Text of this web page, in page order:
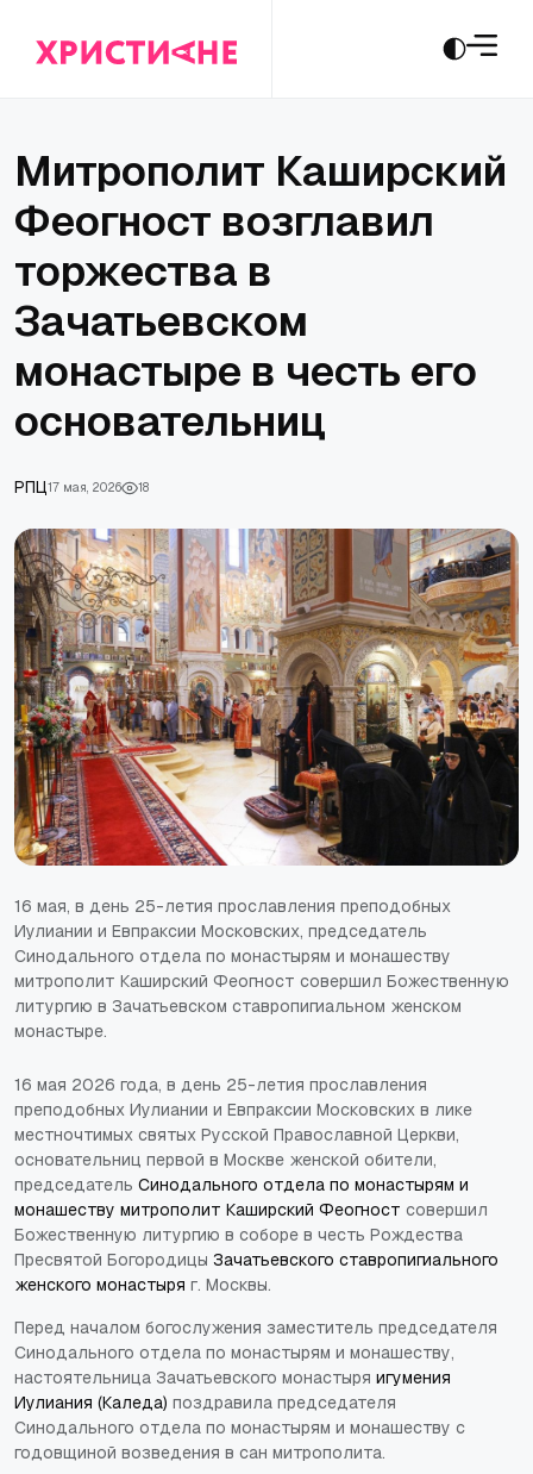
Митрополит Каширский
Феогност возглавил
торжества в
Зачатьевском
монастыре в честь его
основательниц
РПЦ17 мая, 2026 18
16 мая, в день 25-летия прославления преподобных
Иулиании и Евпраксии Московских, председатель
Синодального отдела по монастырям и монашеству
митрополит Каширский Феогност совершил Божественную
литургию в Зачатьевском ставропигиальном женском
монастыре.
16 мая 2026 года, в день 25-летия прославления
преподобных Иулиании и Евпраксии Московских в лике
местночтимых святых Русской Православной Церкви,
основательниц первой в Москве женской обители,
председатель Синодального отдела по монастырям и
монашеству митрополит Каширский Феогност совершил
Божественную литургию в соборе в честь Рождества
Пресвятой Богородицы Зачатьевского ставропигиального
женского монастыря г. Москвы.
Перед началом богослужения заместитель председателя
Синодального отдела по монастырям и монашеству,
настоятельница Зачатьевского монастыря игумения
Иулиания (Каледа) поздравила председателя
Синодального отдела по монастырям и монашеству с
годовщиной возведения в сан митрополита.